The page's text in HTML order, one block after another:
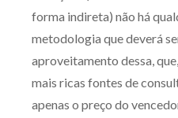
forma indireta) não há
metodologia que deverá
aproveitamento dessa,
mais ricas fontes de
apenas o preço do